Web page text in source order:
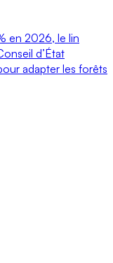
en 2026, le lin
d’État
adapter les forêts